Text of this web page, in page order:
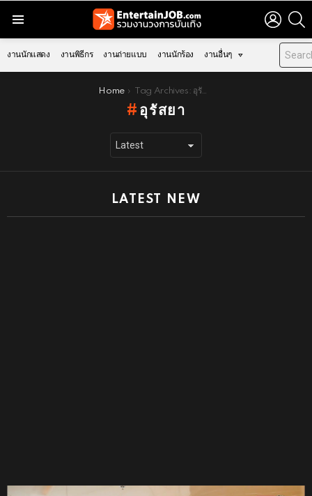
LOGIN
งานนักแสดง งานพิธีกร งานถ่ายแบบ งานนักร้อง งานอื่นๆ
Home Tag Archives: อุรัสยา
อุรัสยา
LATEST NEW